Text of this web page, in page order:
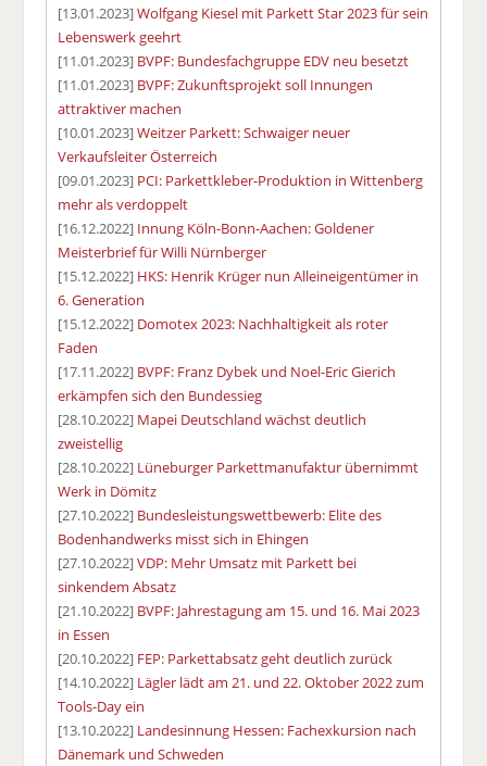
[13.01.2023]Wolfgang Kiesel mit Parkett Star 2023 für sein
Lebenswerk geehrt
[11.01.2023] BVPF: Bundesfachgruppe EDV neu besetzt
[11.01.2023] BVPF: Zukunftsprojekt soll Innungen
attraktiver machen
[10.01.2023]Weitzer Parkett: Schwaiger neuer
Verkaufsleiter Österreich
[09.01.2023] PCI: Parkettkleber-Produktion in Wittenberg
mehr als verdoppelt
[16.12.2022] Innung Köln-Bonn-Aachen: Goldener
Meisterbrief für Willi Nürnberger
[15.12.2022] HKS: Henrik Krüger nun Alleineigentümer in
6. Generation
[15.12.2022] Domotex 2023: Nachhaltigkeit als roter
Faden
[17.11.2022] BVPF: Franz Dybek und Noel-Eric Gierich
erkämpfen sich den Bundessieg
[28.10.2022] Mapei Deutschland wächst deutlich
zweistellig
[28.10.2022] Lüneburger Parkettmanufaktur übernimmt
Werk in Dömitz
[27.10.2022] Bundesleistungswettbewerb: Elite des
Bodenhandwerks misst sich in Ehingen
[27.10.2022]VDP: Mehr Umsatz mit Parkett bei
sinkendem Absatz
[21.10.2022] BVPF: Jahrestagung am 15. und 16. Mai 2023
in Essen
[20.10.2022] FEP: Parkettabsatz geht deutlich zurück
[14.10.2022] Lägler lädt am 21. und 22. Oktober 2022 zum
Tools-Day ein
[13.10.2022] Landesinnung Hessen: Fachexkursion nach
Dänemark und Schweden